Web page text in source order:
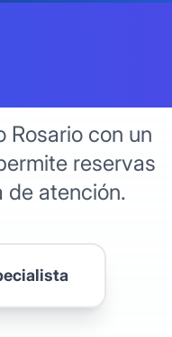
Rosario con un
reservas
de atención.